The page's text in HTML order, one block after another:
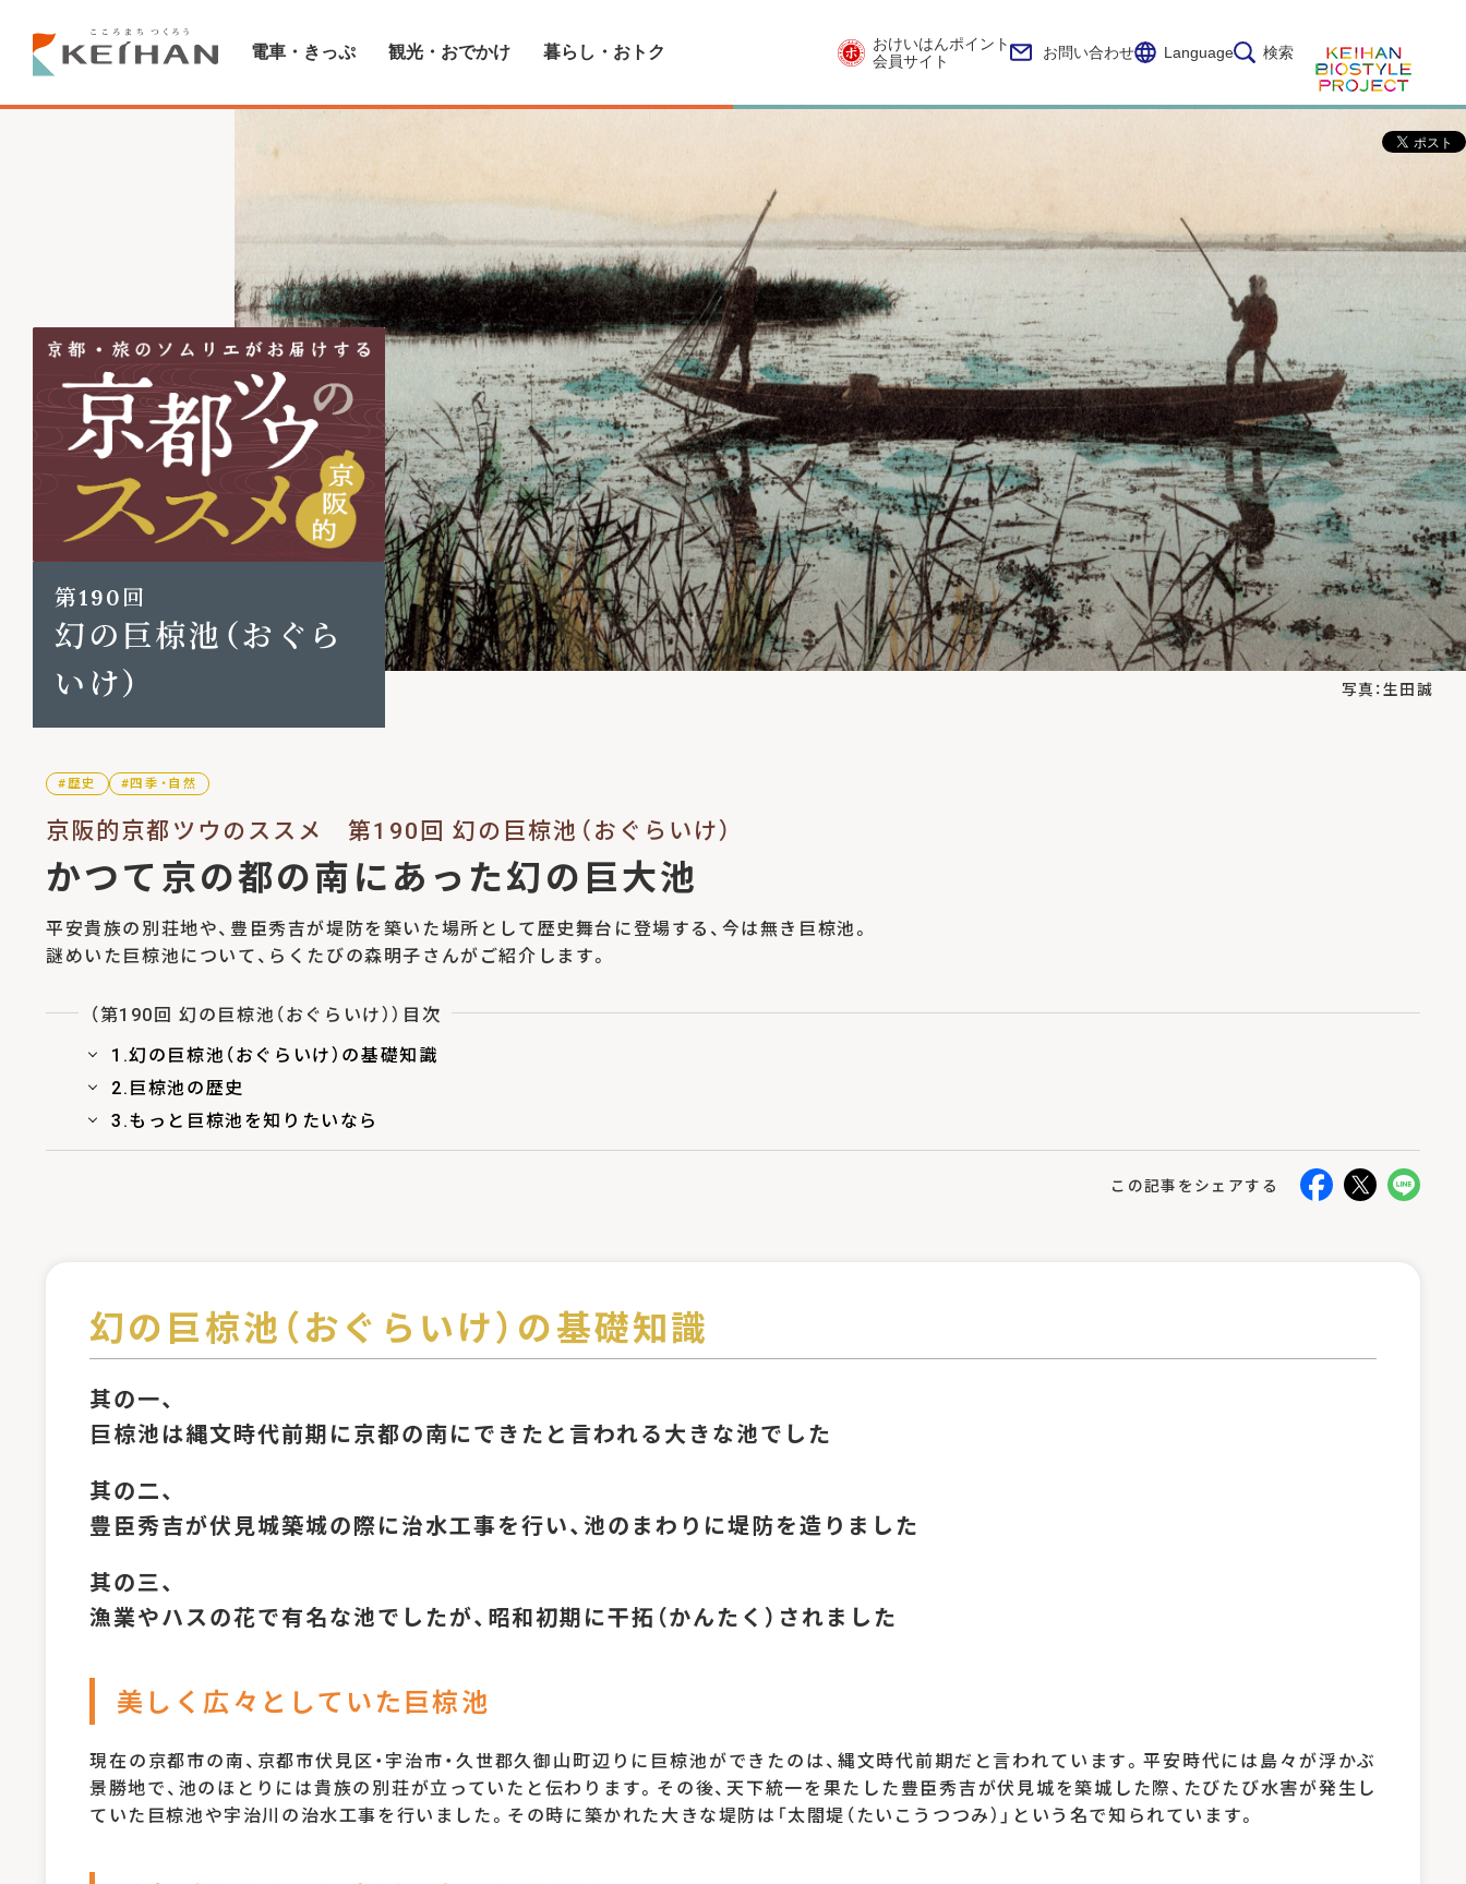
電車・きっぷ 観光・おでかけ 暮らし・おトク
おけいはんポイント
会員サイト
お問い合わせ Language 検索
第190回
幻の巨椋池（おぐら
いけ）
写真：生田誠
#歴史 #四季・自然
京阪的京都ツウのススメ第190回 幻の巨椋池（おぐらいけ）
かつて京の都の南にあった幻の巨大池
平安貴族の別荘地や、豊臣秀吉が堤防を築いた場所として歴史舞台に登場する、今は無き巨椋池。
謎めいた巨椋池について、らくたびの森明子さんがご紹介します。
（第190回 幻の巨椋池（おぐらいけ））目次
1.幻の巨椋池（おぐらいけ）の基礎知識
2.巨椋池の歴史
3.もっと巨椋池を知りたいなら
この記事をシェアする
幻の巨椋池（おぐらいけ）の基礎知識
其の一、
巨椋池は縄文時代前期に京都の南にできたと言われる大きな池でした
其の二、
豊臣秀吉が伏見城築城の際に治水工事を行い、池のまわりに堤防を造りました
其の三、
漁業やハスの花で有名な池でしたが、昭和初期に干拓（かんたく）されました
美しく広々としていた巨椋池
現在の京都市の南、京都市伏見区・宇治市・久世郡久御山町辺りに巨椋池ができたのは、縄文時代前期だと言われています。平安時代には島々が浮かぶ
景勝地で、池のほとりには貴族の別荘が立っていたと伝わります。その後、天下統一を果たした豊臣秀吉が伏見城を築城した際、たびたび水害が発生し
ていた巨椋池や宇治川の治水工事を行いました。その時に築かれた大きな堤防は「太閤堤（たいこうつつみ）」という名で知られています。